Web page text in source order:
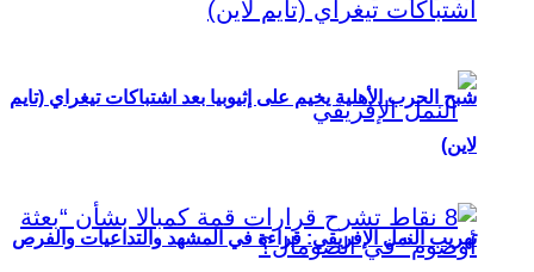
تهريب النمل الإفريقي: قراءة في المشهد والتداعيات والفرص
شبح الحرب الأهلية يخيم على إثيوبيا بعد اشتباكات تيغراي (تايم
لاين)